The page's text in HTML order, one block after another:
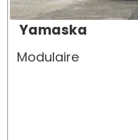
Yamaska
Modulaire